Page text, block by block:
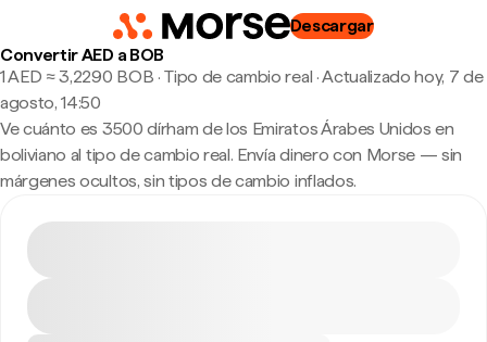
Descargar
Convertir AED a BOB
1 AED ≈ 3,2290 BOB · Tipo de cambio real ·Actualizado hoy, 7 de
agosto, 14:50
Ve cuánto es 3500 dírham de los Emiratos Árabes Unidos en
boliviano al tipo de cambio real. Envía dinero con Morse — sin
márgenes ocultos, sin tipos de cambio inflados.